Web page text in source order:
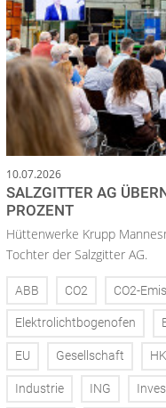
10.07.2026
SALZGITTER AG
PROZENT
Hüttenwerke Krupp
Tochter der Salzgitter AG.
ABB CO2 CO2-
Elektrolichtbogenofen
EU Gesellschaft
Industrie ING